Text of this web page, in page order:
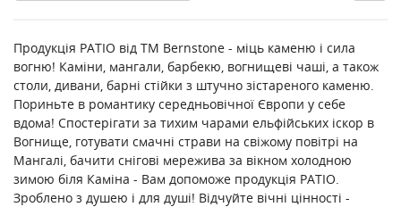
Продукція PATIO від ТМ Bernstone - міць каменю і сила
вогню! Каміни, мангали, барбекю, вогнищеві чаші, а також
столи, дивани, барні стійки з штучно зістареного каменю.
Пориньте в романтику середньовічної Європи у себе
вдома! Спостерігати за тихим чарами ельфійських іскор в
Вогнище, готувати смачні страви на свіжому повітрі на
Мангалі, бачити снігові мережива за вікном холодною
зимою біля Каміна - Вам допоможе продукція PATIO.
Зроблено з душею і для душі! Відчуйте вічні цінності -